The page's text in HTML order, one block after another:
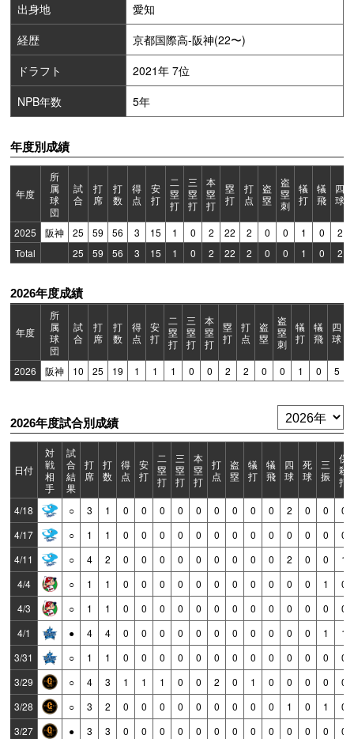
出身地
愛知
経歴
京都国際高-阪神(22〜)
ドラフト
2021年 7位
NPB年数
5年
年度別成績
年度
所
属
球
団
試
合
打
席
打
数
得
点
安
打
二
塁
打
三
塁
打
本
塁
打
塁
打
打
点
盗
塁
盗
塁
刺
犠
打
犠
飛
四
球
2025 阪神 25 59 56 3 15 1 0 2 22 2 0 0 1 0
2
Total
25 59 56 3 15 1 0 2 22 2 0 0 1 0 2
2026年度成績
年度
所
属
球
団
試
合
打
席
打
数
得
点
安
打
二
塁
打
三
塁
打
本
塁
打
塁
打
打
点
盗
塁
盗
塁
刺
犠
打
犠
飛
四
球
2026 阪神 10 25 19 1 1 1 0 0 2 2 0 0 1 0 5
2026年度試合別成績
日付
対
戦
相
手
試
合
結
果
打
席
打
数
得
点
安
打
二
塁
打
三
塁
打
本
塁
打
打
点
盗
塁
犠
打
犠
飛
四
球
死
球
三
振
併
殺
打
4/18 ○ 3 1 0 0 0 0 0 0 0 0 0 2 0 0
0
4/17
○ 1 1 0 0 0 0 0 0 0 0 0 0 0 0
0
4/11
○ 4 2 0 0 0 0 0 0 0 0 0 2 0 0
1
4/4
○ 1 1 0 0 0 0 0 0 0 0 0 0 0 1
0
4/3
○ 1 1 0 0 0 0 0 0 0 0 0 0 0 0
0
4/1
● 4 4 0 0 0 0 0 0 0 0 0 0 0 1
1
3/31
○ 1 1 0 0 0 0 0 0 0 0 0 0 0 0
0
3/29
○ 4 3 1 1 1 0 0 2 0 1 0 0 0 0
0
3/28
○ 3 2 0 0 0 0 0 0 0 0 0 1 0 1
0
3/27
● 3 3 0 0 0 0 0 0 0 0 0 0 0 0 0